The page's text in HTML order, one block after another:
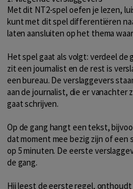
Met dit NT2-spel oefen je lezen,
kunt met dit spel differentiëren
laten aansluiten op het thema
Het spel gaat als volgt: verdeel de
zit een journalist en de rest is
een bureau. De verslaggevers
aan de journalist, die er vanachter
gaat schrijven.
Op de gang hangt een tekst,
dat moment mee bezig zijn of
op 5 minuten. De eerste
de gang.
Hij leest de eerste regel,